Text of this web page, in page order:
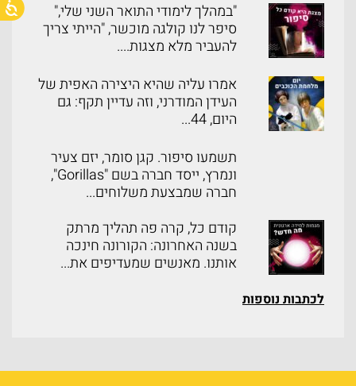
"במהלך לימודי התואר השני שלי,"
סיפר לנו קולגה מוכשר, "הייתי צריך
להעביר מלא מצגות....
אמרו עליה שהיא היצירה האפית של
העידן המודרני, וזה עדיין תקף: גם
היום, 44...
תשמעו סיפור. קגן סומר, יזם צעיר
ונמרץ, ייסד חברה בשם "Gorillas",
חברה שמבצעת משלוחים...
קודם כל, קרה פה תהליך מרתק
בשנה האחרונה: הקורונה חינכה
אותנו. מאנשים שמעדיפים את...
לכתבות נוספות